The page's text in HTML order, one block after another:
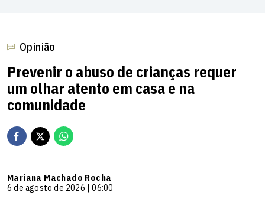
Opinião
Prevenir o abuso de crianças requer
um olhar atento em casa e na
comunidade
Mariana Machado Rocha
6 de agosto de 2026 | 06:00